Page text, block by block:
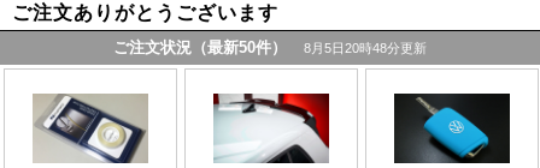
ご注文ありがとうございます